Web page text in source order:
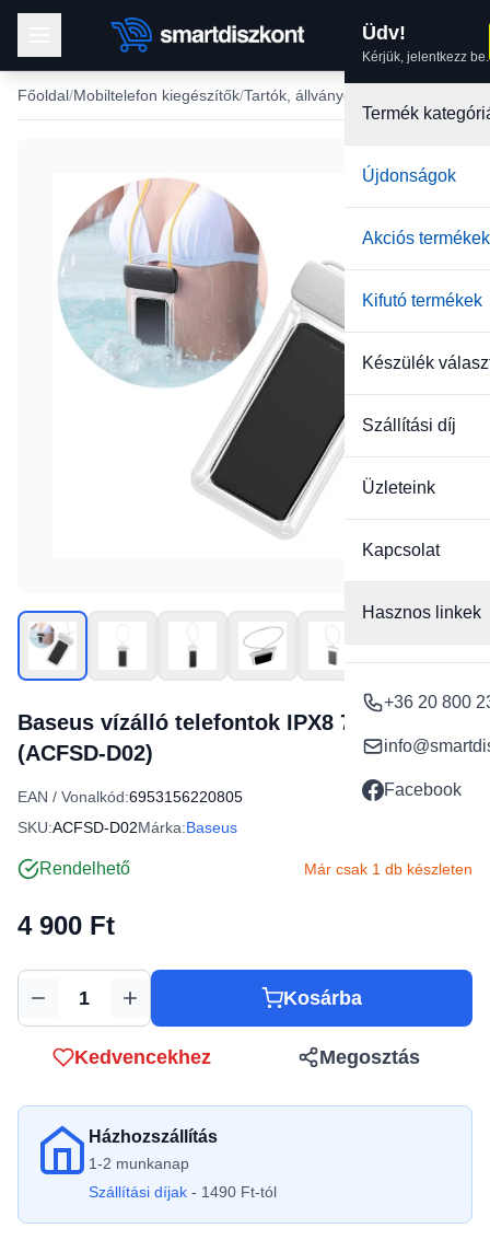
Üdv!
Kérjük, jelentkezz be.
Termék
Újdonságok
Akciós termékek
Kifutó termékek
Készülék
Szállítási díj
Üzleteink
Kapcsolat
Hasznos linkek
+36 20 800
Facebook
Főoldal Mobiltelefon kiegészítők Tartók, állványok
Baseus vízálló telefontok IPX8 7,2' fehér
(ACFSD-D02)
EAN / Vonalkód:6953156220805
SKU:ACFSD-D02Márka:Baseus
Rendelhető Már csak 1 db készleten
4 900 Ft
Mennyiség Kosárba
Kedvencekhez Megosztás
Házhozszállítás
1-2 munkanap
Szállítási díjak - 1490 Ft-tól